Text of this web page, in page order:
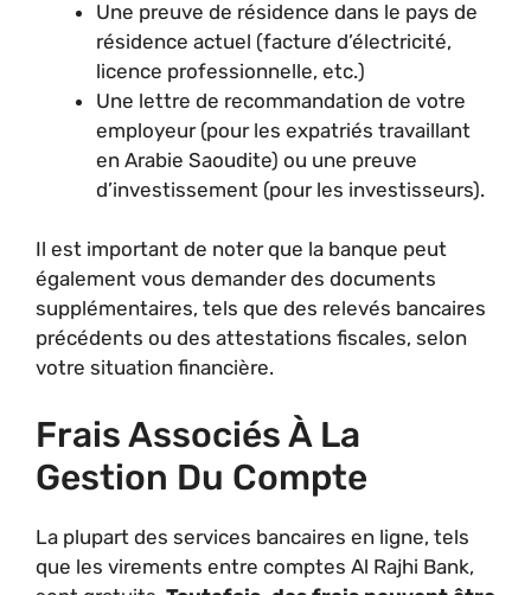
Une preuve de résidence dans le pays de
résidence actuel (facture d’électricité,
licence professionnelle, etc.)
Une lettre de recommandation de votre
employeur (pour les expatriés travaillant
en Arabie Saoudite) ou une preuve
d’investissement (pour les investisseurs).
Il est important de noter que la banque peut
également vous demander des documents
supplémentaires, tels que des relevés bancaires
précédents ou des attestations fiscales, selon
votre situation financière.
Frais Associés À La
Gestion Du Compte
La plupart des services bancaires en ligne, tels
que les virements entre comptes Al Rajhi Bank,